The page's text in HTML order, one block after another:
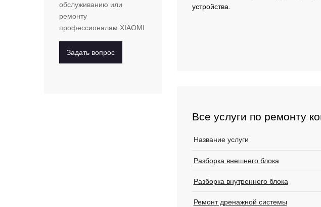
обслуживанию или
ремонту
профессионалам XIAOMI
Задать вопрос
устройства.
Все услуги по ремонту
Название услуги
Разборка внешнего блока
Разборка внутреннего блока
Ремонт дренажной системы